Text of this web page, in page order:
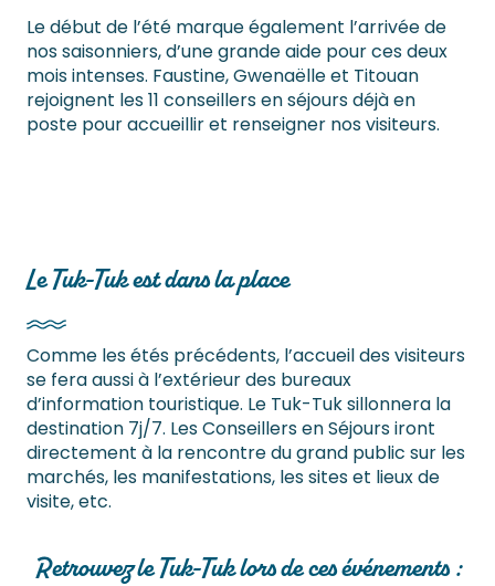
Le début de l’été marque également l’arrivée de
nos saisonniers, d’une grande aide pour ces deux
mois intenses. Faustine, Gwenaëlle et Titouan
rejoignent les 11 conseillers en séjours déjà en
poste pour accueillir et renseigner nos visiteurs.
Le Tuk-Tuk est dans la place
Comme les étés précédents, l’accueil des visiteurs
se fera aussi à l’extérieur des bureaux
d’information touristique. Le Tuk-Tuk sillonnera la
destination 7j/7. Les Conseillers en Séjours iront
directement à la rencontre du grand public sur les
marchés, les manifestations, les sites et lieux de
visite, etc.
Retrouvez le Tuk-Tuk lors de ces événements :